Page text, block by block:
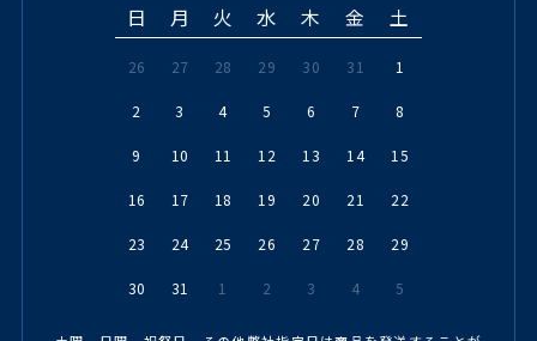
日 月 火 水 木 金 土
26 27 28 29 30 31 1
2 3 4 5 6 7 8
9 10 11 12 13 14 15
16 17 18 19 20 21 22
23 24 25 26 27 28 29
30 31 1 2 3 4 5